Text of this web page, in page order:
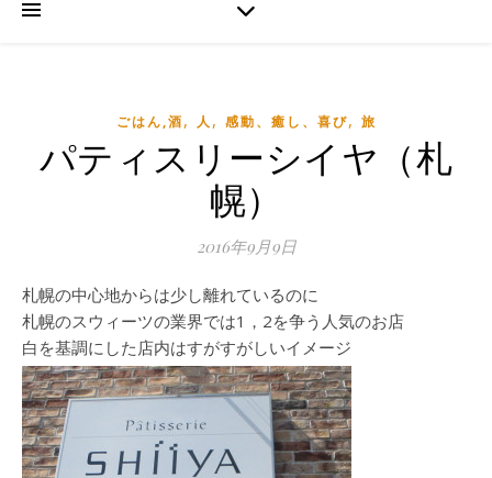
ごはん,酒, 人 , 感動、癒し、喜び, 旅
パティスリーシイヤ（札
幌）
2016年9月9日
札幌の中心地からは少し離れているのに
札幌のスウィーツの業界では1，2を争う人気のお店
白を基調にした店内はすがすがしいイメージ